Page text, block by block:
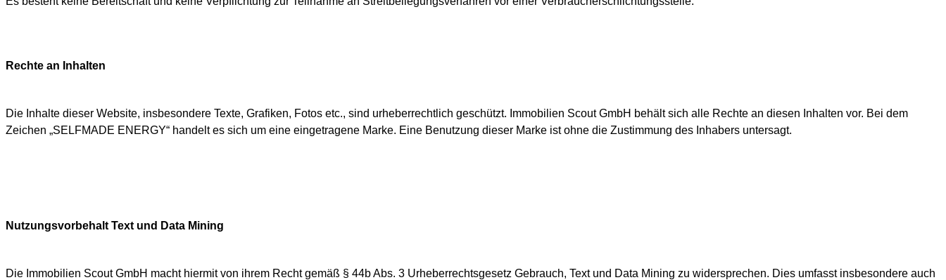
Rechte an Inhalten
Die Inhalte dieser Website, insbesondere Texte, Grafiken, Fotos etc., sind urheberrechtlich geschützt. Immobilien Scout GmbH behält sich alle Rechte an diesen Inhalten vor. Bei dem
Zeichen „SELFMADE ENERGY“ handelt es sich um eine eingetragene Marke. Eine Benutzung dieser Marke ist ohne die Zustimmung des Inhabers untersagt.
Nutzungsvorbehalt Text und Data Mining
Die Immobilien Scout GmbH macht hiermit von ihrem Recht gemäß § 44b Abs. 3 Urheberrechtsgesetz Gebrauch, Text und Data Mining zu widersprechen. Dies umfasst insbesondere auch